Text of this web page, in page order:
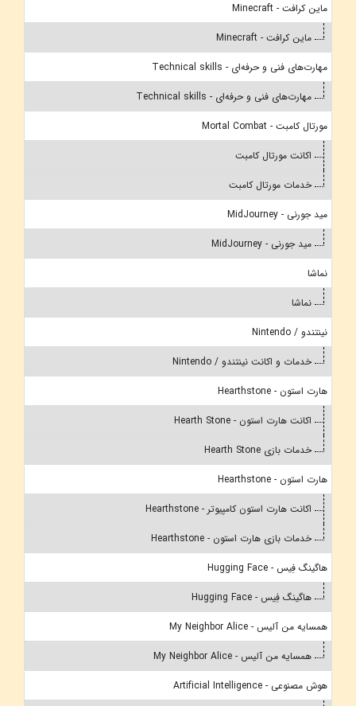
ماین کرافت - Minecraft
ماین کرافت - Minecraft
مهارت‌های فنی و حرفه‌ای - Technical skills
مهارت‌های فنی و حرفه‌ای - Technical skills
مورتال کامبت - Mortal Combat
اکانت مورتال کامبت
خدمات مورتال کامبت
مید جورنی - MidJourney
مید جورنی - MidJourney
نماشا
نماشا
نینتندو / Nintendo
خدمات و اکانت نینتندو / Nintendo
هارت استون - Hearthstone
اکانت هارت استون - Hearth Stone
خدمات بازی Hearth Stone
هارت استون - Hearthstone
اکانت هارت استون کامپیوتر - Hearthstone
خدمات بازی هارت استون - Hearthstone
هاگینگ فِیس - Hugging Face
هاگینگ فِیس - Hugging Face
همسایه من آلیس - My Neighbor Alice
همسایه من آلیس - My Neighbor Alice
هوش مصنوعی - Artificial Intelligence